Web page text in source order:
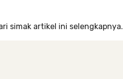
simak artikel ini selengkapnya.